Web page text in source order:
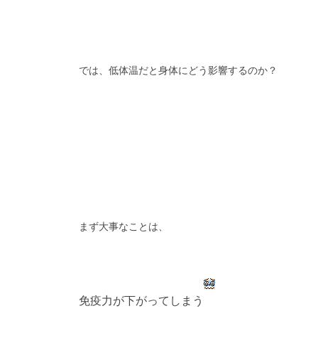
では、低体温だと身体にどう影響するのか？
まず大事なことは、
免疫力が下がってしまう